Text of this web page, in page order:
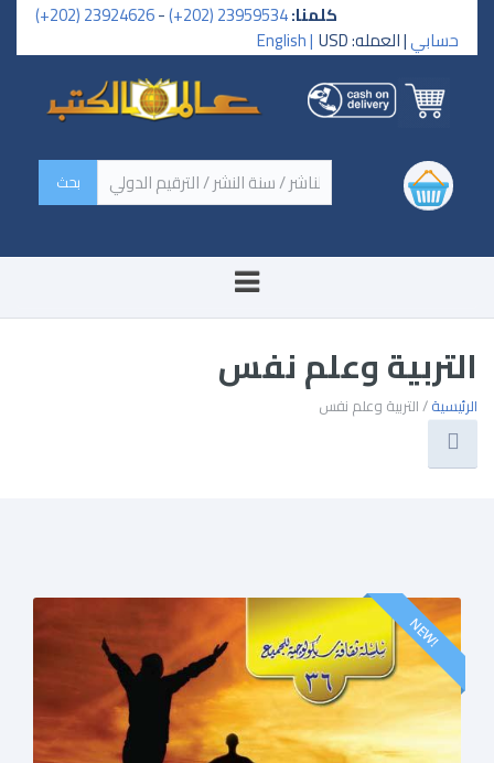
كلمنا:23959534 (202+)
-
23924626 (202+)
حسابي| العمله: USD English |
‏اسم الكتاب / اسم الناشر /
سنة النشر / الترقيم الدولي ‏
التربية وعلم نفس
الرئيسية/ التربية وعلم نفس
الصفحات